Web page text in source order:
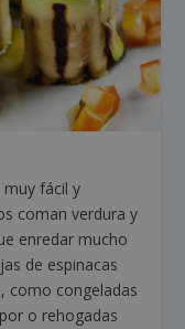
fácil y
coman verdura y
enredar mucho
de espinacas
como congeladas
o rehogadas